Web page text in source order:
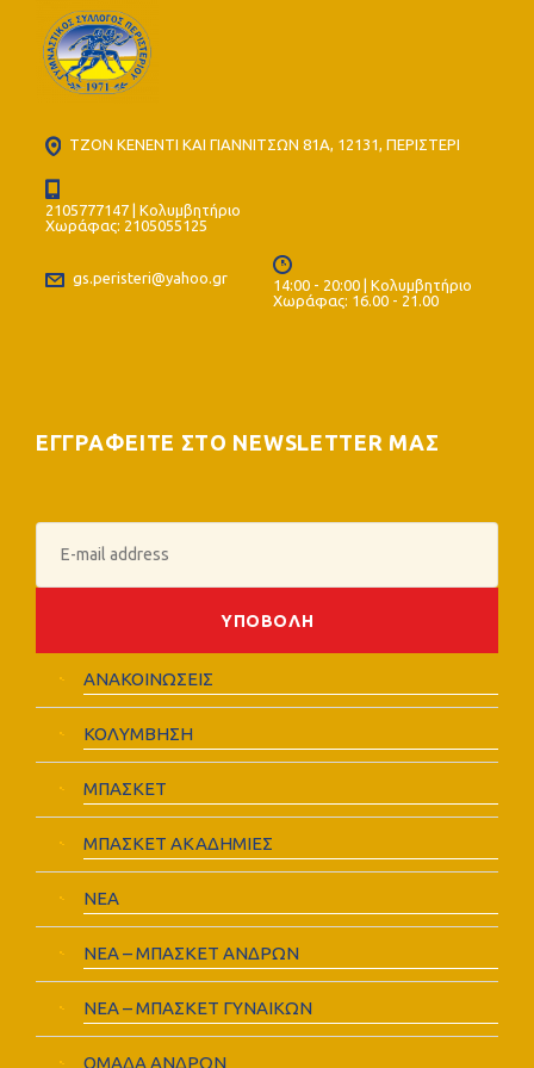
ΤΖΟΝ ΚΕΝΕΝΤΙ ΚΑΙ ΓΙΑΝΝΙΤΣΩΝ 81Α, 12131, ΠΕΡΙΣΤΕΡΙ
2105777147 | Κολυμβητήριο
Χωράφας: 2105055125
gs.peristeri@yahoo.gr
14:00 - 20:00 | Κολυμβητήριο
Χωράφας: 16.00 - 21.00
ΕΓΓΡΑΦΕΙΤΕ ΣΤΟ NEWSLETTER ΜΑΣ
ΑΝΑΚΟΙΝΩΣΕΙΣ
ΚΟΛΥΜΒΗΣΗ
ΜΠΑΣΚΕΤ
ΜΠΑΣΚΕΤ ΑΚΑΔΗΜΙΕΣ
ΝΕΑ
ΝΕΑ – ΜΠΑΣΚΕΤ ΑΝΔΡΩΝ
ΝΕΑ – ΜΠΑΣΚΕΤ ΓΥΝΑΙΚΩΝ
ΟΜΑΔΑ ΑΝΔΡΩΝ